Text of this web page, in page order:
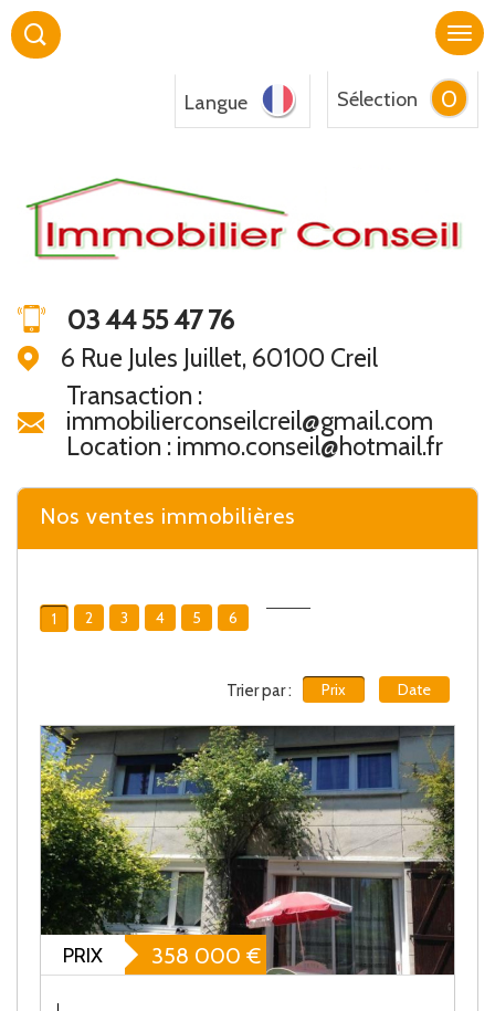
Langue Sélection 0
03 44 55 47 76
6 Rue Jules Juillet, 60100 Creil
Transaction :
immobilierconseilcreil@gmail.com
Location : immo.conseil@hotmail.fr
Nos ventes immobilières
1 2 3 4 5 6
Trier par : Prix Date
PRIX 358 000 €